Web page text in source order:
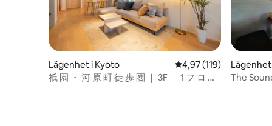
Lägenhet i Kyoto 4,97 av 5 i
4,97 (119)
祇 園 ・ 河 原 町 徒 歩 圏 ｜ 3F ｜ 1 フ ロ ア
The
med